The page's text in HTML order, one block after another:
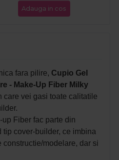
Adauga in cos
fara pilire, Cupio Gel
- Make-Up Fiber Milky
care vei gasi toate calitatile
Fiber fac parte din
cover-builder, ce imbina
modelare, dar si